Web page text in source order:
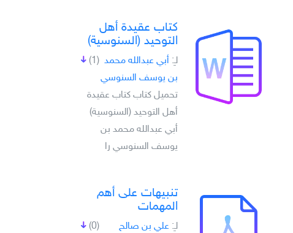
كتاب عقيدة أهل
التوحيد (السنوسية)
(1) لـِ: أبي عبدالله محمد
بن يوسف السنوسي
تحميل كتاب كتاب عقيدة
أهل التوحيد (السنوسية)
أبي عبدالله محمد بن
يوسف السنوسي را
تنبيهات على أهم
المهمات
(0) لـِ: علي بن صالح